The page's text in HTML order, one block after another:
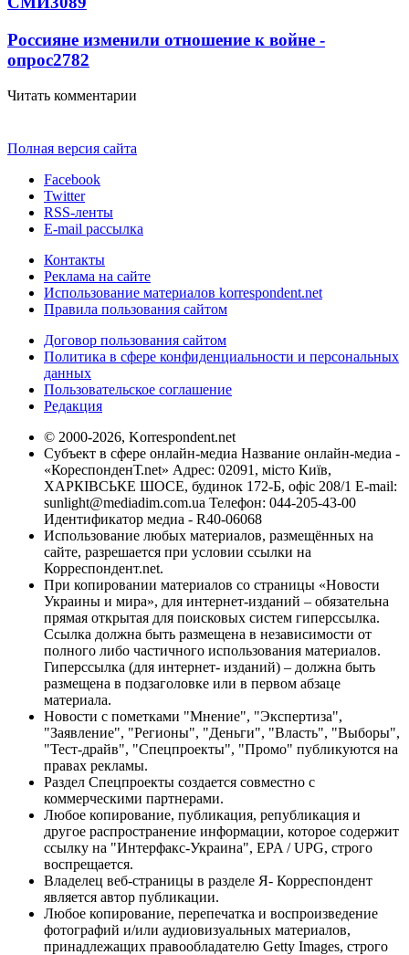
Россияне изменили отношение к войне -
опрос2782
Читать комментарии
Полная версия сайта
Facebook
Twitter
RSS-ленты
E-mail рассылка
Контакты
Реклама на сайте
Использование материалов korrespondent.net
Правила пользования сайтом
Договор пользования сайтом
Политика в сфере конфиденциальности и персональных
данных
Пользовательское соглашение
Редакция
© 2000-2026, Korrespondent.net
Субъект в сфере онлайн-медиа Название онлайн-медиа -
«КореспонденТ.net» Адрес: 02091, місто Київ,
ХАРКІВСЬКЕ ШОСЕ, будинок 172-Б, офіс 208/1 E-mail:
sunlight@mediadim.com.ua Телефон: 044-205-43-00
Идентификатор медиа - R40-06068
Использование любых материалов, размещённых на
сайте, разрешается при условии ссылки на
Корреспондент.net.
При копировании материалов со страницы «Новости
Украины и мира», для интернет-изданий – обязательна
прямая открытая для поисковых систем гиперссылка.
Ссылка должна быть размещена в независимости от
полного либо частичного использования материалов.
Гиперссылка (для интернет- изданий) – должна быть
размещена в подзаголовке или в первом абзаце
материала.
Новости с пометками "Мнение", "Экспертиза",
"Заявление", "Регионы", "Деньги", "Власть", "Выборы",
"Тест-драйв", "Спецпроекты", "Промо" публикуются на
правах рекламы.
Раздел Спецпроекты создается совместно с
коммерческими партнерами.
Любое копирование, публикация, републикация и
другое распространение информации, которое содержит
ссылку на "Интерфакс-Украина", EPA / UPG, строго
воспрещается.
Владелец веб-страницы в разделе Я- Корреспондент
является автор публикации.
Любое копирование, перепечатка и воспроизведение
фотографий и/или аудиовизуальных материалов,
принадлежащих правообладателю Getty Images, строго